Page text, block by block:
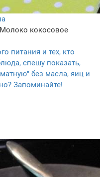
Молоко кокосовое
питания и тех, кто
спешу показать,
без масла, яиц и
Запоминайте!